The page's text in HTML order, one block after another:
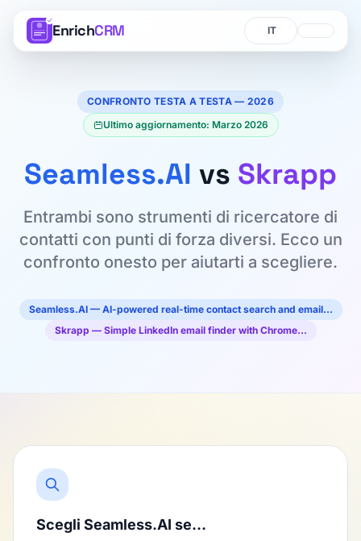
EnrichCRM Lingua
Lingua
CONFRONTO TESTA A TESTA — 2026
Ultimo aggiornamento: Marzo 2026
Seamless.AI vs Skrapp
Entrambi sono strumenti di ricercatore di
contatti con punti di forza diversi. Ecco un
confronto onesto per aiutarti a scegliere.
Seamless.AI — AI-powered real-time contact search and email…
Skrapp — Simple LinkedIn email finder with Chrome…
Scegli Seamless.AI se…